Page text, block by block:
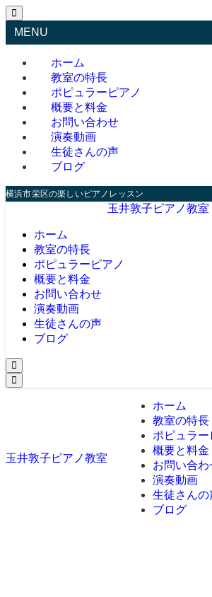
MENU
ホーム
教室の特長
ポピュラーピアノ
概要と料金
お問い合わせ
演奏動画
生徒さんの声
ブログ
横浜市栄区の楽しいピアノレッスン
玉井敦子ピアノ教室
ホーム
教室の特長
ポピュラーピアノ
概要と料金
お問い合わせ
演奏動画
生徒さんの声
ブログ
玉井敦子ピアノ教室
ホーム
教室の特長
ポピュラー
概要と料金
お問い合わ
演奏動画
生徒さんの
ブログ